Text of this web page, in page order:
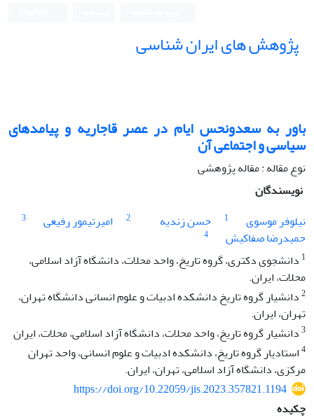
پژوهش های ایران شناسی
باور به سعدونحس ایام در عصر قاجاریه و پیامدهای
سیاسی و اجتماعی آن
نوع مقاله : مقاله پژوهشی
نویسندگان
نیلوفر موسوی
1 حسن زندیه 2 امیرتیمور رفیعی 3
حمیدرضا صفاکیش
4
1 دانشجوی دکتری، گروه تاریخ، واحد محلات، دانشگاه آزاد اسلامی،
محلات، ایران.
2دانشیار گروه تاریخ دانشکده ادبیات و علوم انسانی دانشگاه تهران،
تهران، ایران.
3دانشیار گروه تاریخ، واحد محلات، دانشگاه آزاد اسلامی، محلات، ایران
4استادیار گروه تاریخ، دانشکده ادبیات و علوم انسانی، واحد تهران
مرکزی، دانشگاه آزاد اسلامی، تهران، ایران.
https://doi.org/10.22059/jis.2023.357821.1194
چکیده